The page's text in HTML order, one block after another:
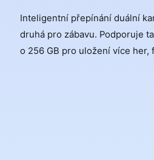
Inteligentní přepínání duální
druhá pro zábavu. Podporuje
o 256 GB pro uložení více her,